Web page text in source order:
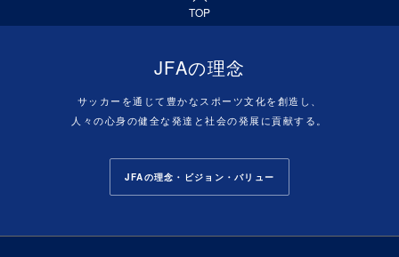
TOP
JFAの理念
サッカーを通じて豊かなスポーツ文化を創造し、
人々の心身の健全な発達と社会の発展に貢献する。
JFAの理念・ビジョン・バリュー